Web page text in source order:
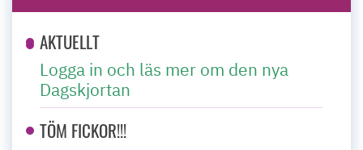
AKTUELLT
Logga in och läs mer om den nya
Dagskjortan
TÖM FICKOR!!!